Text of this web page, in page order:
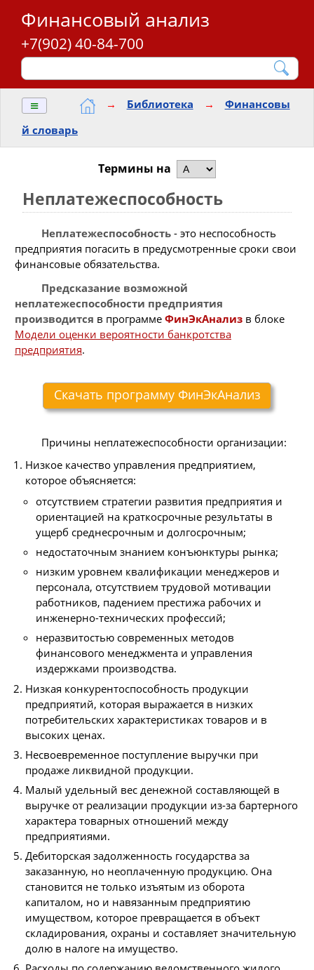
Финансовый анализ
+7(902) 40-84-700
≡ → Библиотека →
Финансовы
й словарь
Термины на
Неплатежеспособность
Неплатежеспособность- это неспособность
предприятия погасить в предусмотренные сроки свои
финансовые обязательства.
Предсказание возможной
неплатежеспособности предприятия
производится в программе ФинЭкАнализ в блоке
Модели оценки вероятности банкротства
предприятия.
Скачать программу ФинЭкАнализ
Причины неплатежеспособности организации:
Низкое качество управления предприятием,
которое объясняется:
отсутствием стратегии развития предприятия и
ориентацией на краткосрочные результаты в
ущерб среднесрочным и долгосрочным;
недостаточным знанием конъюнктуры рынка;
низким уровнем квалификации менеджеров и
персонала, отсутствием трудовой мотивации
работников, падением престижа рабочих и
инженерно-технических профессий;
неразвитостью современных методов
финансового менеджмента и управления
издержками производства.
Низкая конкурентоспособность продукции
предприятий, которая выражается в низких
потребительских характеристиках товаров и в
высоких ценах.
Несвоевременное поступление выручки при
продаже ликвидной продукции.
Малый удельный вес денежной составляющей в
выручке от реализации продукции из-за бартерного
характера товарных отношений между
предприятиями.
Дебиторская задолженность государства за
заказанную, но неоплаченную продукцию. Она
становится не только изъятым из оборота
капиталом, но и навязанным предприятию
имуществом, которое превращается в объект
складирования, охраны и составляет значительную
долю в налоге на имущество.